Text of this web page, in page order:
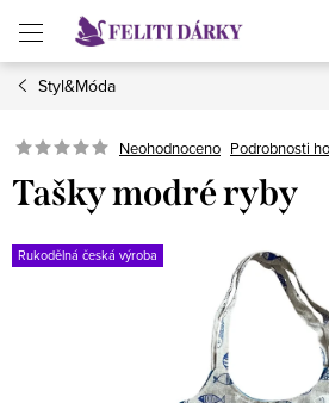
obsah
Styl&Móda
Neohodnoceno Podrobnosti
Tašky modré ryby
Rukodělná česká výroba